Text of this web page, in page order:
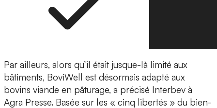
Par ailleurs, alors qu’il était jusque-là limité aux
bâtiments, BoviWell est désormais adapté aux
bovins viande en pâturage, a précisé Interbev à
Agra Presse. Basée sur les « cinq libertés » du bien-